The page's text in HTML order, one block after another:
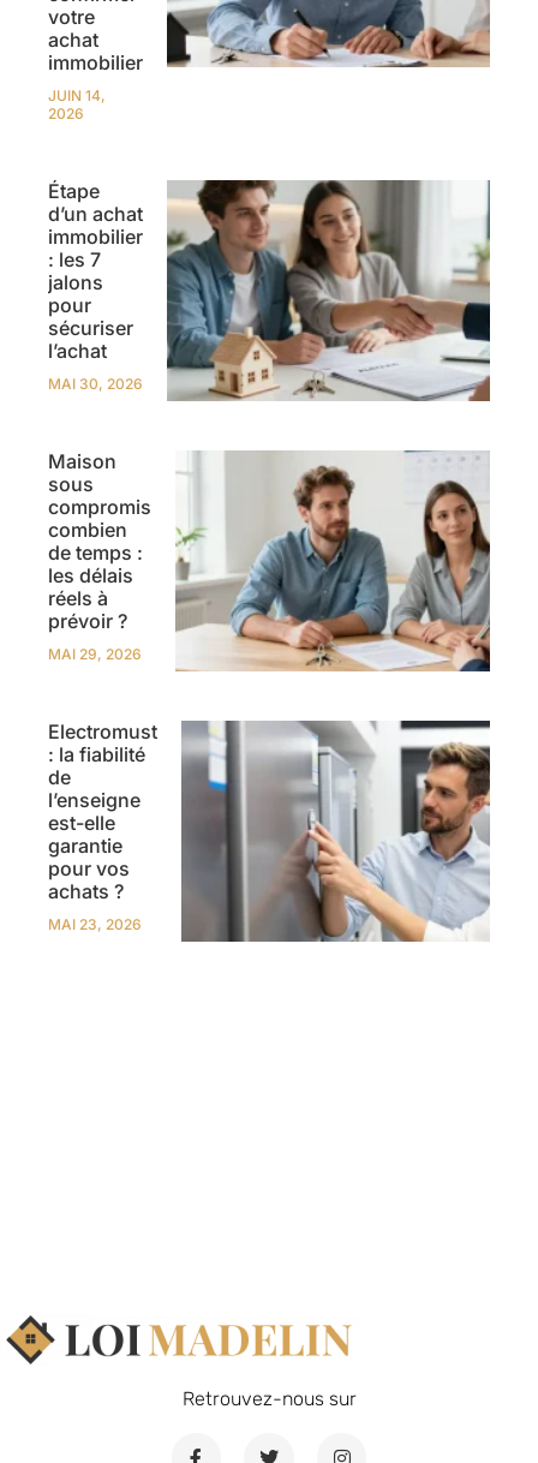
votre
achat
immobilier
JUIN 14,
2026
Étape
d’un achat
immobilier
: les 7
jalons
pour
sécuriser
l’achat
MAI 30, 2026
Maison
sous
compromis
combien
de temps :
les délais
réels à
prévoir ?
MAI 29, 2026
Electromust
: la fiabilité
de
l’enseigne
est-elle
garantie
pour vos
achats ?
MAI 23, 2026
Retrouvez-nous sur